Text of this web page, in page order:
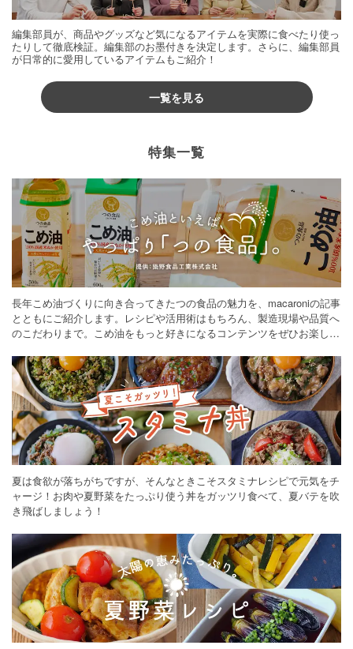
編集部員が、商品やグッズなど気になるアイテムを実際に食べたり使っ
たりして徹底検証。編集部のお墨付きを決定します。さらに、編集部員
が日常的に愛用しているアイテムもご紹介！
一覧を見る
特集一覧
長年こめ油づくりに向き合ってきたつの食品の魅力を、macaroniの記事
とともにご紹介します。レシピや活用術はもちろん、製造現場や品質へ
のこだわりまで。こめ油をもっと好きになるコンテンツをぜひお楽しみ
夏は食欲が落ちがちですが、そんなときこそスタミナレシピで元気をチ
ャージ！お肉や夏野菜をたっぷり使う丼をガッツリ食べて、夏バテを吹
き飛ばしましょう！